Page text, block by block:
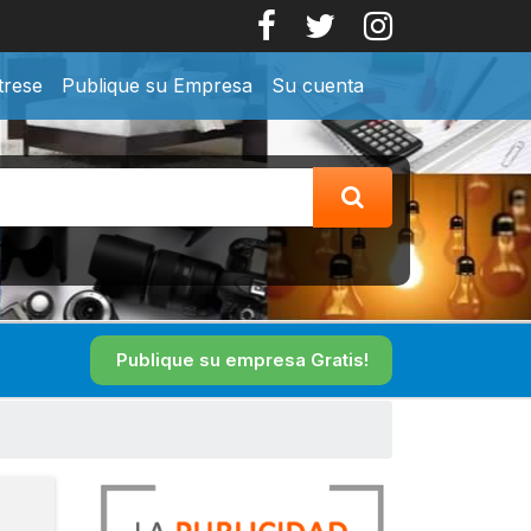
Publique su Empresa Su cuenta
Publique su empresa Gratis!